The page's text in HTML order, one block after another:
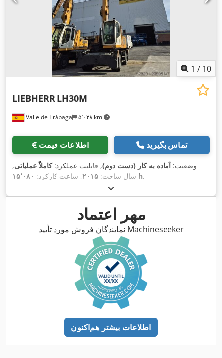
1 / 10
Valle de Trápaga ۵٬۰۲۸ km
LIEBHERR LH30M
اطلاعات قیمت تماس بگیرید
وضعیت: آماده به کار (دست دوم), قابلیت عملکرد:کاملاً عملیاتی,
سال ساخت: ۲۰۱۵, ساعت کارکرد: ۱۵٬۰۸۰ h,
مهر اعتماد
نمایندگان فروش مورد تأیید Machineseeker
اطلاعات بیشتر هم‌اکنون